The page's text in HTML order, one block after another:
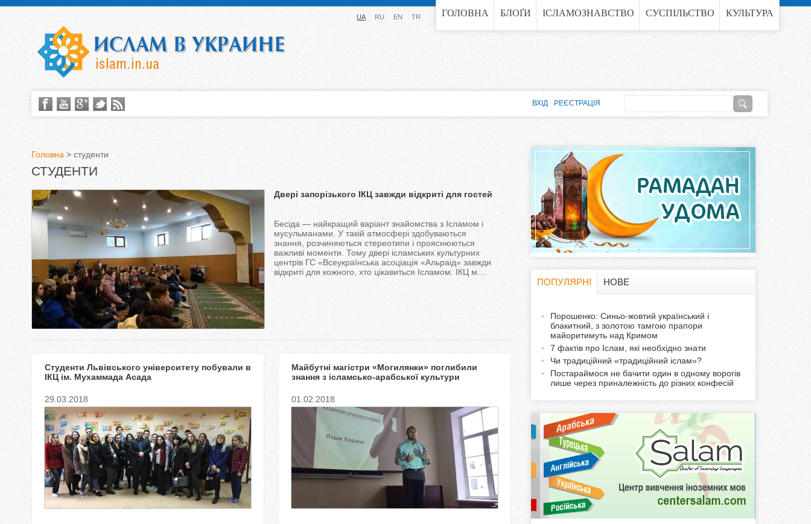
Jump to navigation ГОЛОВНА БЛОҐИ ІСЛАМОЗНАВСТВО СУСПІЛЬСТВО КУЛЬТУРА
UA RU EN TR
В
и
у
т
Головна > студенти
СТУДЕНТИ
Двері запорізького ІКЦ завжди відкриті для гостей
Бесіда — найкращий варіант знайомства з Ісламом і
мусульманами. У такій атмосфері здобуваються
знання, розчиняються стереотипи і прояснюються
важливі моменти. Тому двері ісламських культурних
центрів ГС «Всеукраїнська асоціація «Альраід» завжди
відкриті для кожного, хто цікавиться Ісламом. ІКЦ м....
Студенти Львівського університету побували в
ІКЦ ім. Мухаммада Асада
29.03.2018
Майбутні магістри «Могилянки» поглибили
знання з ісламсько-арабської культури
01.02.2018
П
о
к
о
в
а
ф
о
р
м
о
ВХІД РЕЄСТРАЦІЯ
o
a
ПОПУЛЯРНІ
в
а
НОВЕ
Порошенко: Синьо-жовтий український і
блакитний, з золотою тамгою прапори
майоритимуть над Кримом
7 фактів про Іслам, які необхідно знати
Чи традиційний «традиційний іслам»?
Постараймося не бачити один в одному ворогів
лише через приналежність до різних конфесій